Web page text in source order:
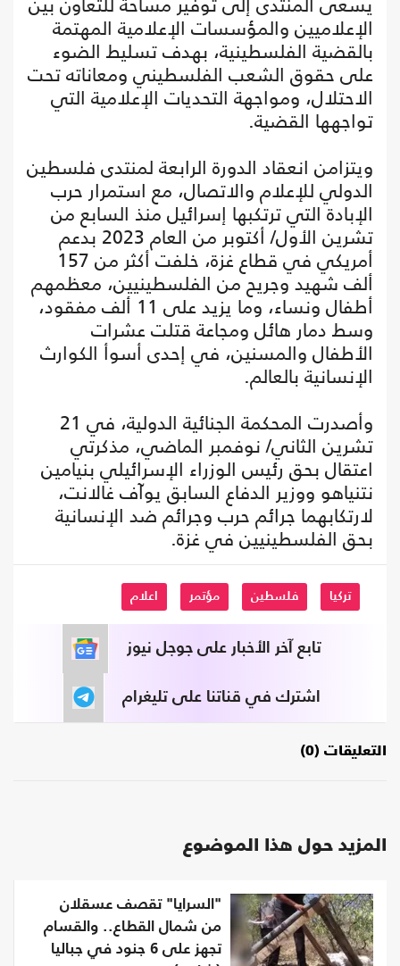
الإعلاميين والمؤسسات الإعلامية المهتمة
بالقضية الفلسطينية، بهدف تسليط الضوء
على حقوق الشعب الفلسطيني ومعاناته تحت
الاحتلال، ومواجهة التحديات الإعلامية التي
تواجهها القضية.
ويتزامن انعقاد الدورة الرابعة لمنتدى فلسطين
الدولي للإعلام والاتصال، مع استمرار حرب
الإبادة التي ترتكبها إسرائيل منذ السابع من
تشرين الأول/ أكتوبر من العام 2023 بدعم
أمريكي في قطاع غزة، خلفت أكثر من 157
ألف شهيد وجريح من الفلسطينيين، معظمهم
أطفال ونساء، وما يزيد على 11 ألف مفقود،
وسط دمار هائل ومجاعة قتلت عشرات
الأطفال والمسنين، في إحدى أسوأ الكوارث
الإنسانية بالعالم.
وأصدرت المحكمة الجنائية الدولية، في 21
تشرين الثاني/ نوفمبر الماضي، مذكرتي
اعتقال بحق رئيس الوزراء الإسرائيلي بنيامين
نتنياهو ووزير الدفاع السابق يوآف غالانت،
لارتكابهما جرائم حرب وجرائم ضد الإنسانية
بحق الفلسطينيين في غزة.
تركيا فلسطين مؤتمر اعلام
تابع آخر الأخبار على جوجل نيوز
اشترك في قناتنا على تليغرام
التعليقات (0)
المزيد حول هذا الموضوع
"السرايا" تقصف عسقلان
من شمال القطاع.. والقسام
تجهز على 6 جنود في جباليا